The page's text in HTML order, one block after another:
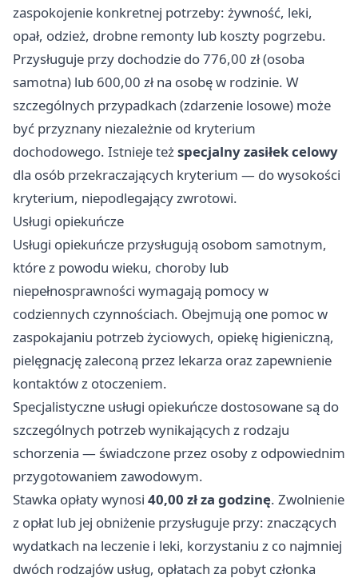
zaspokojenie konkretnej potrzeby: żywność, leki,
opał, odzież, drobne remonty lub koszty pogrzebu.
Przysługuje przy dochodzie do 776,00 zł (osoba
samotna) lub 600,00 zł na osobę w rodzinie. W
szczególnych przypadkach (zdarzenie losowe) może
być przyznany niezależnie od kryterium
dochodowego. Istnieje teżspecjalny zasiłek celowy
dla osób przekraczających kryterium — do wysokości
kryterium, niepodlegający zwrotowi.
Usługi opiekuńcze
Usługi opiekuńcze przysługują osobom samotnym,
które z powodu wieku, choroby lub
niepełnosprawności wymagają pomocy w
codziennych czynnościach. Obejmują one pomoc w
zaspokajaniu potrzeb życiowych, opiekę higieniczną,
pielęgnację zaleconą przez lekarza oraz zapewnienie
kontaktów z otoczeniem.
Specjalistyczne usługi opiekuńcze dostosowane są do
szczególnych potrzeb wynikających z rodzaju
schorzenia — świadczone przez osoby z odpowiednim
przygotowaniem zawodowym.
Stawka opłaty wynosi 40,00 zł za godzinę. Zwolnienie
z opłat lub jej obniżenie przysługuje przy: znaczących
wydatkach na leczenie i leki, korzystaniu z co najmniej
dwóch rodzajów usług, opłatach za pobyt członka